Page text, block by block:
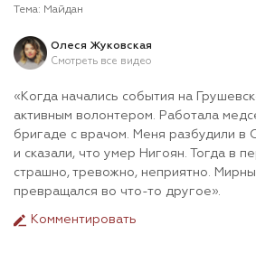
Тема: Майдан
Олеся Жуковская
Смотреть все видео
«Когда начались события на
активным волонтером. Работала
бригаде с врачом. Меня разбудили в
и сказали, что умер Нигоян. Тогда в
страшно, тревожно, неприятно.
превращался во что-то другое».
Комментировать